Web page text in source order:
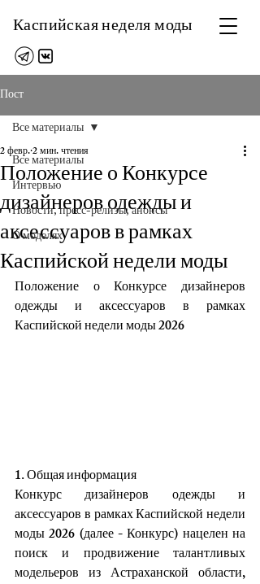
Каспийская неделя моды
Пост
Все материалы
Интервью
Новости, пресс-релизы, анонсы
О моделях
Все материалы
Положение о Конкурсе
дизайнеров одежды и
аксессуаров в рамках
Каспийской недели моды
2 февр.2 мин. чтения
Положение о Конкурсе дизайнеров
одежды и аксессуаров в рамках
Каспийской недели моды 2026
1. Общая информация
Конкурс дизайнеров одежды и
аксессуаров в рамках Каспийской недели
моды 2026 (далее - Конкурс) нацелен на
поиск и продвижение талантливых
модельеров из Астраханской области,